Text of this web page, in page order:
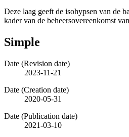
Deze laag geeft de isohypsen van de
kader van de beheersovereenkomst
Simple
Date (Revision date)
2023-11-21
Date (Creation date)
2020-05-31
Date (Publication date)
2021-03-10